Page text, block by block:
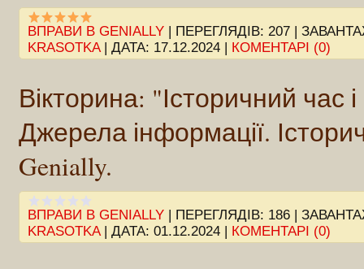
ВПРАВИ В GENIALLY | ПЕРЕГЛЯДІВ: 207 |
KRASOTKA| ДАТА: 17.12.2024 | КОМЕНТАРІ (0)
Вікторина: "Історичний час і
Джерела інформації.
Genially.
ВПРАВИ В GENIALLY | ПЕРЕГЛЯДІВ: 186 |
KRASOTKA| ДАТА: 01.12.2024 | КОМЕНТАРІ (0)